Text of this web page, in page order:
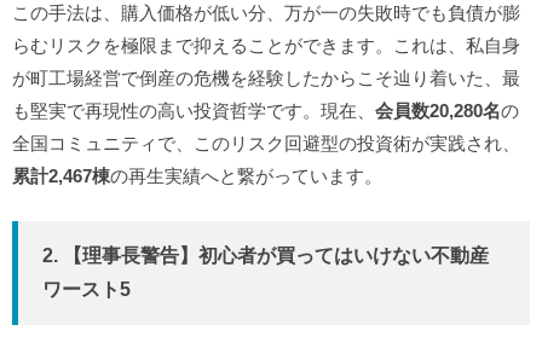
この手法は、購入価格が低い分、万が一の失敗時でも負債が膨
らむリスクを極限まで抑えることができます。これは、私自身
が町工場経営で倒産の危機を経験したからこそ辿り着いた、最
も堅実で再現性の高い投資哲学です。現在、 会員数20,280名の
全国コミュニティで、このリスク回避型の投資術が実践され、
累計2,467棟の再生実績へと繋がっています。
2. 【理事長警告】初心者が買ってはいけない不動産
ワースト5